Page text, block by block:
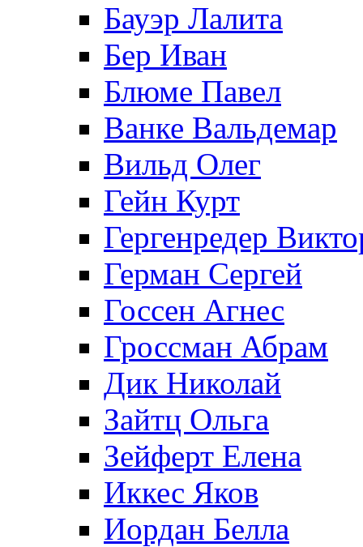
Бауэр Лалита
Бер Иван
Блюме Павел
Ванке Вальдемар
Вильд Олег
Гейн Курт
Гергенредер
Герман Сергей
Госсен Агнес
Гроссман Абрам
Дик Николай
Зайтц Ольга
Зейферт Елена
Иккес Яков
Иордан Белла